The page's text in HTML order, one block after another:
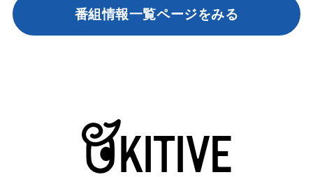
番組情報一覧ページをみる